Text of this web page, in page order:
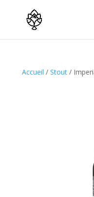
Accueil / Stout/